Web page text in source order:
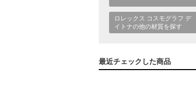
ロレックス コスモグラフ デ
イトナの他の材質を探す
最近チェックした商品